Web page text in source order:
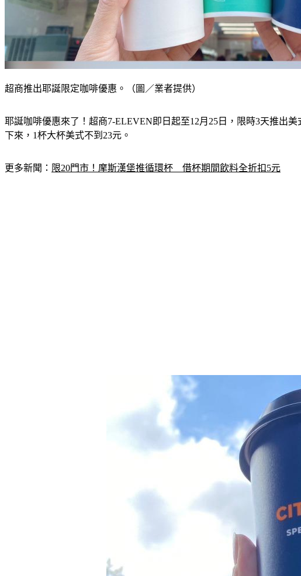
超商推出耶誕限定咖啡優惠。（圖／業者提供）
耶誕咖啡優惠來了！超商7-ELEVEN即日起至12月25日，限時3天推出
下來，1杯大杯美式不到23元。
更多新聞： 限20門市！摩斯漢堡推循環杯　借杯期間飲料全折扣5元